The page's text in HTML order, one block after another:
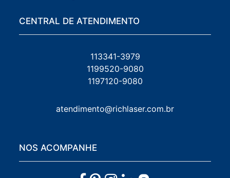
CENTRAL DE ATENDIMENTO
113341-3979
1199520-9080
1197120-9080
atendimento@richlaser.com.br
NOS ACOMPANHE